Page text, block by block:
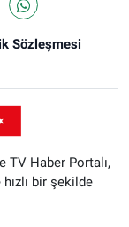
Sözleşmesi
TV Haber Portalı,
bir şekilde